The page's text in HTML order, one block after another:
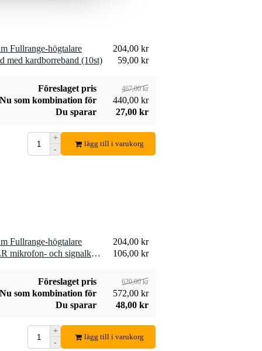
Devine JACS/10
signalkabel stereo
jack-jack 10 meter
106,00 kr
Devine SPE25/R
Fullrange-högtalare
204,00 kr
med kardborreband (10st)
59,00 kr
Föreslaget pris 467,00 kr
Nu som kombination för
440,00 kr
Du sparar
27,00 kr
+
-
lägg till i varukorg
Fullrange-högtalare
204,00 kr
2 x Devine MIC100/10 XLR mikrofon- och signalkabel 10 meter
106,00 kr
Föreslaget pris 620,00 kr
Nu som kombination för
572,00 kr
Du sparar
48,00 kr
+
-
lägg till i varukorg